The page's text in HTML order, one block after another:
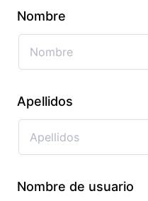
Nombre
Apellidos
Nombre de usuario